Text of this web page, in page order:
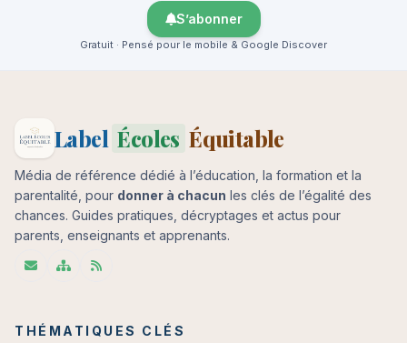
S’abonner
Gratuit · Pensé pour le mobile & Google Discover
Label Écoles Équitable
Média de référence dédié à l’éducation, la formation et la
parentalité, pour donner à chacun les clés de l’égalité des
chances. Guides pratiques, décryptages et actus pour
parents, enseignants et apprenants.
THÉMATIQUES CLÉS